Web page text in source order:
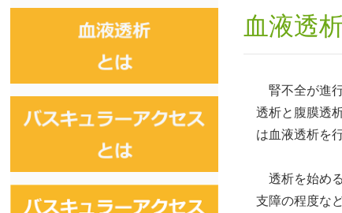
血液透
腎不全が進
透析と腹膜透
は血液透析を
透析を始め
支障の程度な